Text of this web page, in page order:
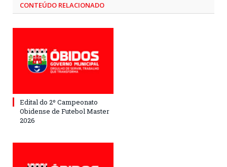
CONTEÚDO RELACIONADO
Edital do 2º Campeonato
Obidense de Futebol Master
2026